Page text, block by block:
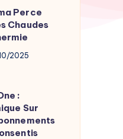
Perce
Chaudes
2025
:
Sur